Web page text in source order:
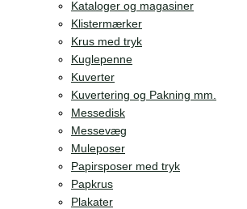
Kataloger og magasiner
Klistermærker
Krus med tryk
Kuglepenne
Kuverter
Kuvertering og Pakning mm.
Messedisk
Messevæg
Muleposer
Papirsposer med tryk
Papkrus
Plakater